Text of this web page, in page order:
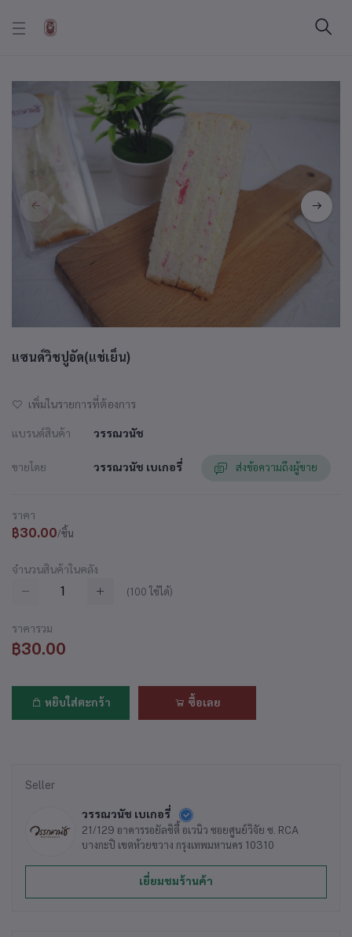
แซนด์วิชปูอัด(แช่เย็น)
เพิ่มในรายการที่ต้องการ
แบรนด์สินค้า วรรณวนัช
ขายโดย วรรณวนัช เบเกอรี่ ส่งข้อความถึงผู้ขาย
ราคา
฿30.00/ชิ้น
จำนวนสินค้าในคลัง
(100 ใช้ได้)
ราคารวม
฿30.00
หยิบใส่ตะกร้า ซื้อเลย
Seller
วรรณวนัช เบเกอรี่
21/129 อาคารรอยัลซิตี้ อเวนิว ซอยศูนย์วิจัย ซ. RCA
บางกะปิ เขตห้วยขวาง กรุงเทพมหานคร 10310
เยี่ยมชมร้านค้า